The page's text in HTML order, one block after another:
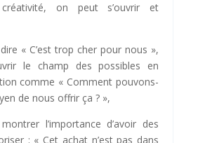
on peut s’ouvrir et
« C’est trop cher pour nous »,
le champ des possibles en
comme « Comment pouvons-
de nous offrir ça ? »,
l’importance d’avoir des
: « Cet achat n’est pas dans